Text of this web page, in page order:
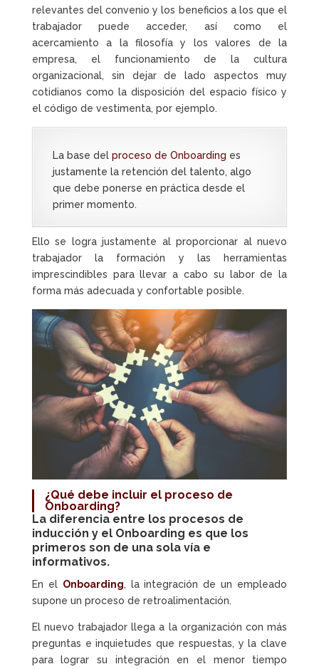
relevantes del convenio y los beneficios a los que el
trabajador puede acceder, así como el
acercamiento a la filosofía y los valores de la
empresa, el funcionamiento de la cultura
organizacional, sin dejar de lado aspectos muy
cotidianos como la disposición del espacio físico y
el código de vestimenta, por ejemplo.
La base del proceso de Onboarding es
justamente la retención del talento, algo
que debe ponerse en práctica desde el
primer momento.
Ello se logra justamente al proporcionar al nuevo
trabajador la formación y las herramientas
imprescindibles para llevar a cabo su labor de la
forma más adecuada y confortable posible.
¿Qué debe incluir el proceso de
Onboarding?
La diferencia entre los procesos de
inducción y el Onboarding es que los
primeros son de una sola vía e
informativos.
En el Onboarding, la integración de un empleado
supone un proceso de retroalimentación.
El nuevo trabajador llega a la organización con más
preguntas e inquietudes que respuestas, y la clave
para lograr su integración en el menor tiempo